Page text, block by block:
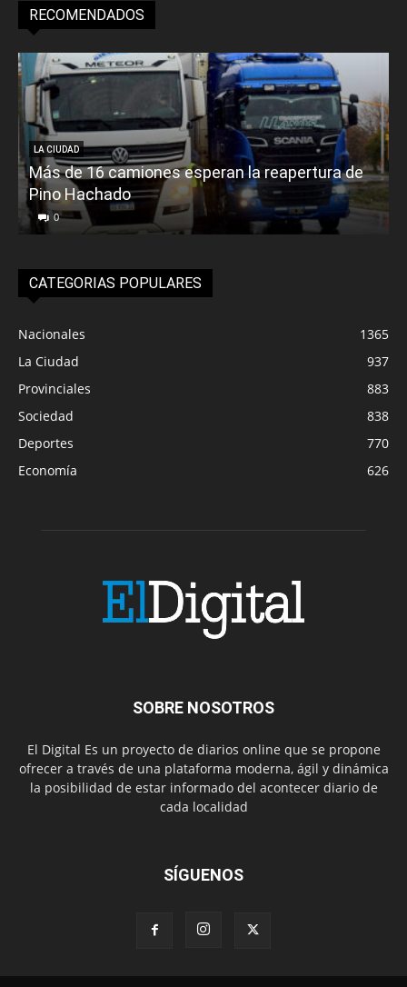
RECOMENDADOS
LA CIUDAD
Más de 16 camiones esperan la reapertura de
Pino Hachado
0
CATEGORIAS POPULARES
Nacionales
1365
La Ciudad
937
Provinciales
883
Sociedad
838
Deportes
770
Economía
626
SOBRE NOSOTROS
El Digital Es un proyecto de diarios online que se propone
ofrecer a través de una plataforma moderna, ágil y dinámica
la posibilidad de estar informado del acontecer diario de
cada localidad
SÍGUENOS